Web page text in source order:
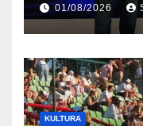
01/08/2026
KULTURA